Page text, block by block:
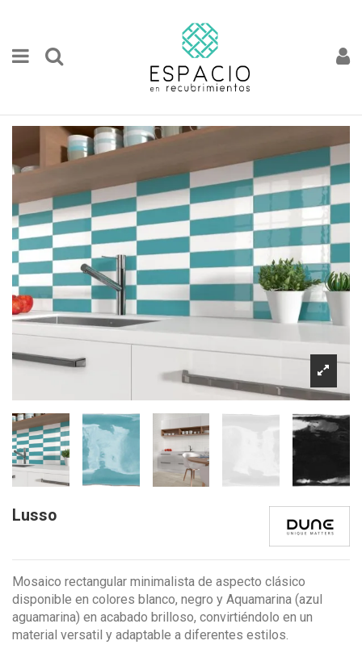
Lusso
Mosaico rectangular minimalista de aspecto clásico
disponible en colores blanco, negro y Aquamarina (azul
aguamarina) en acabado brilloso, convirtiéndolo en un
material versatil y adaptable a diferentes estilos.